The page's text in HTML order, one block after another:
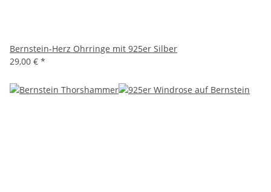
Bernstein-Herz Ohrringe mit 925er Silber
29,00 € *